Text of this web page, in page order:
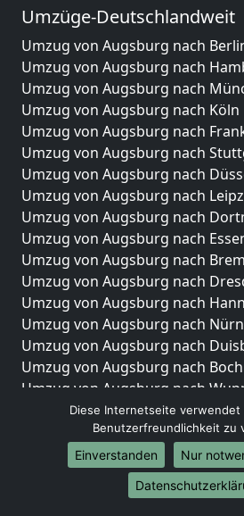
Umzüge-Deutschlandweit
Umzug von Augsburg nach
Umzug von Augsburg nach
Umzug von Augsburg nach
Umzug von Augsburg nach Köln
Umzug von Augsburg nach
Umzug von Augsburg nach
Umzug von Augsburg nach
Umzug von Augsburg nach
Umzug von Augsburg nach
Umzug von Augsburg nach
Umzug von Augsburg nach
Umzug von Augsburg nach
Umzug von Augsburg nach
Umzug von Augsburg nach
Umzug von Augsburg nach
Umzug von Augsburg nach
Umzug von Augsburg nach
Umzug von Augsburg nach
Umzug von Augsburg nach Bonn
Umzug von Augsburg nach
Internationale-Umzüge
Diese Internetseite verwendet
Benutzerfreundlichkeit zu
Einverstanden
Nur